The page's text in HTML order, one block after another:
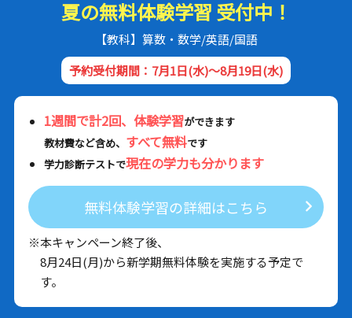
夏の無料体験学習 受付中！
【教科】算数・数学/英語/国語
予約受付期間：7月1日(水)～8月19日(水)
1週間で計2回、体験学習ができます
教材費など含め、 すべて無料です
学力診断テストで現在の学力も分かります
無料体験学習の詳細はこちら
※本キャンペーン終了後、
8月24日(月)から新学期無料体験を実施する予定で
す。